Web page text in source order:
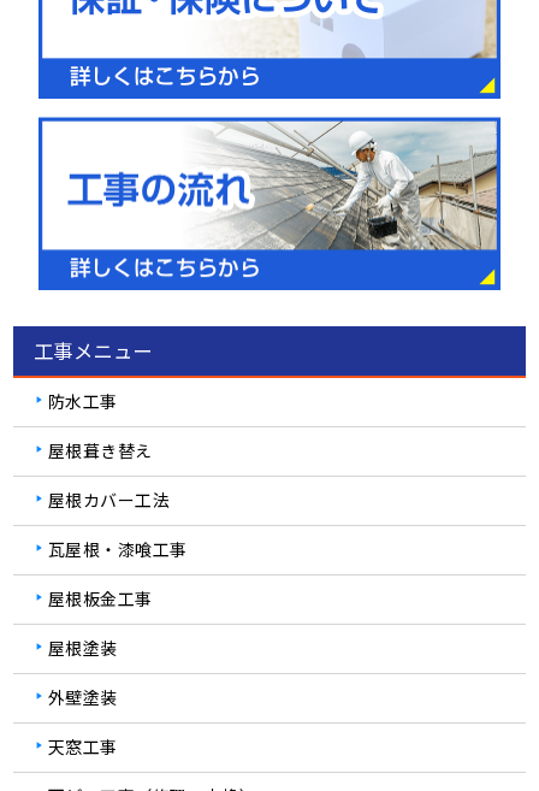
工事メニュー
防水工事
屋根葺き替え
屋根カバー工法
瓦屋根・漆喰工事
屋根板金工事
屋根塗装
外壁塗装
天窓工事